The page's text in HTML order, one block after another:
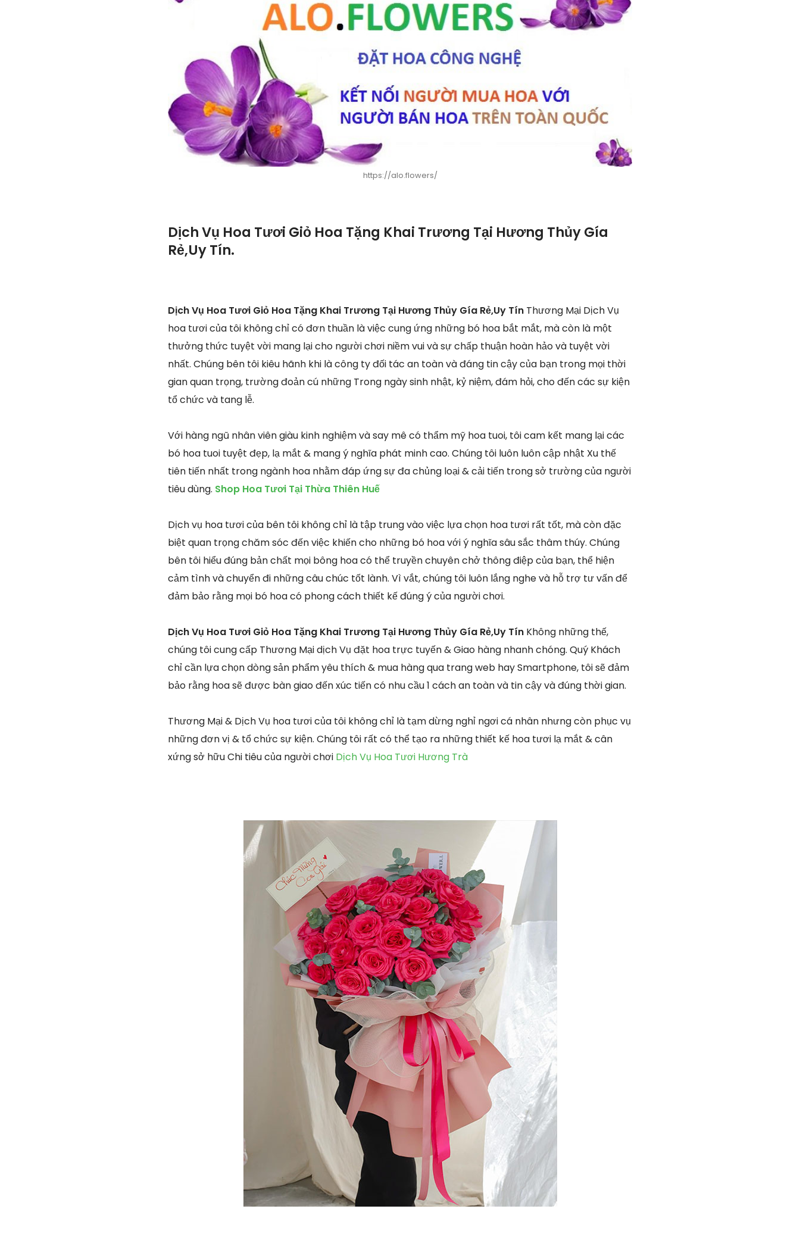
https://alo.flowers/
Dịch Vụ Hoa Tươi Giỏ Hoa Tặng Khai Trương Tại Hương Thủy Gía
Rẻ,Uy Tín.
Dịch Vụ Hoa Tươi Giỏ Hoa Tặng Khai Trương Tại Hương Thủy Gía Rẻ,Uy Tín Thương Mại Dịch Vụ
hoa tươi của tôi không chỉ có đơn thuần là việc cung ứng những bó hoa bắt mắt, mà còn là một
thưởng thức tuyệt vời mang lại cho người chơi niềm vui và sự chấp thuận hoàn hảo và tuyệt vời
nhất. Chúng bên tôi kiêu hãnh khi là công ty đối tác an toàn và đáng tin cậy của bạn trong mọi thời
gian quan trọng, trường đoản cú những Trong ngày sinh nhật, kỷ niệm, đám hỏi, cho đến các sự kiện
tổ chức và tang lễ.
Với hàng ngũ nhân viên giàu kinh nghiệm và say mê có thẩm mỹ hoa tuoi, tôi cam kết mang lại các
bó hoa tuoi tuyệt đẹp, lạ mắt & mang ý nghĩa phát minh cao. Chúng tôi luôn luôn cập nhật Xu thế
tiên tiến nhất trong ngành hoa nhằm đáp ứng sự đa chủng loại & cải tiến trong sở trường của người
tiêu dùng. Shop Hoa Tươi Tại Thừa Thiên Huế
Dịch vụ hoa tươi của bên tôi không chỉ là tập trung vào việc lựa chọn hoa tươi rất tốt, mà còn đặc
biệt quan trọng chăm sóc đến việc khiến cho những bó hoa với ý nghĩa sâu sắc thâm thúy. Chúng
bên tôi hiểu đúng bản chất mọi bông hoa có thể truyền chuyên chở thông điệp của bạn, thể hiện
cảm tình và chuyển đi những câu chúc tốt lành. Vì vắt, chúng tôi luôn lắng nghe và hỗ trợ tư vấn để
đảm bảo rằng mọi bó hoa có phong cách thiết kế đúng ý của người chơi.
Dịch Vụ Hoa Tươi Giỏ Hoa Tặng Khai Trương Tại Hương Thủy Gía Rẻ,Uy Tín Không những thế,
chúng tôi cung cấp Thương Mại dịch Vụ đặt hoa trực tuyến & Giao hàng nhanh chóng. Quý Khách
chỉ cần lựa chọn dòng sản phẩm yêu thích & mua hàng qua trang web hay Smartphone, tôi sẽ đảm
bảo rằng hoa sẽ được bàn giao đến xúc tiến có nhu cầu 1 cách an toàn và tin cậy và đúng thời gian.
Thương Mại & Dịch Vụ hoa tươi của tôi không chỉ là tạm dừng nghỉ ngơi cá nhân nhưng còn phục vụ
những đơn vị & tổ chức sự kiện. Chúng tôi rất có thể tạo ra những thiết kế hoa tươi lạ mắt & cân
xứng sở hữu Chi tiêu của người chơi Dịch Vụ Hoa Tươi Hương Trà